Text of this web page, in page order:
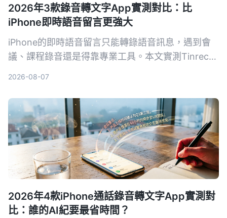
2026年3款錄音轉文字App實測對比：比
iPhone即時語音留言更強大
iPhone的即時語音留言只能轉錄語音訊息，遇到會
議、課程錄音還是得靠專業工具。本文實測Tinrec、
方案。
2026-08-07
2026年4款iPhone通話錄音轉文字App實測對
比：誰的AI紀要最省時間？